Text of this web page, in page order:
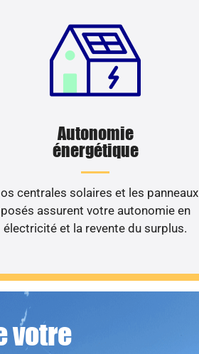
Autonomie
énergétique
centrales solaires et les panneaux
posés assurent votre autonomie en
électricité et la revente du surplus.
votre